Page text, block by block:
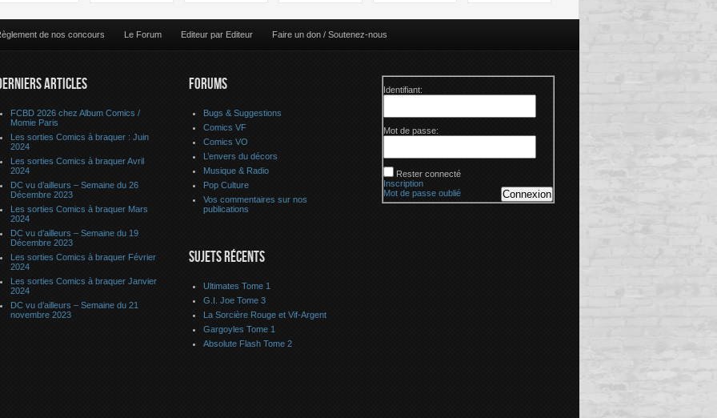
de nos concours Le Forum Editeur par Editeur Faire un don / Soutenez-nous
ARTICLES
FCBD 2026 chez Album Comics /
Momie Paris
Les sorties Comics à braquer : Juin
2024
Les sorties Comics à braquer Avril
2024
DC vu d’ailleurs – Semaine du 26
Décembre 2023
Les sorties Comics à braquer Mars
2024
DC vu d’ailleurs – Semaine du 19
Décembre 2023
Les sorties Comics à braquer Février
2024
Les sorties Comics à braquer Janvier
2024
DC vu d’ailleurs – Semaine du 21
novembre 2023
FORUMS
Bugs & Suggestions
Comics VF
Comics VO
L’envers du décors
Musique & Radio
Pop Culture
Vos commentaires sur nos
publications
SUJETS RÉCENTS
Ultimates Tome 1
G.I. Joe Tome 3
La Sorcière Rouge et Vif-Argent
Gargoyles Tome 1
Absolute Flash Tome 2
Identifiant:
Mot de passe:
Rester connecté
Connexion
Inscription
Mot de passe oublié